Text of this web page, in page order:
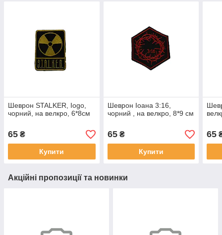
Шеврон STALKER, Iogo,
чорний, на велкро, 6*8см
65 ₴
Купити
Шеврон Іоана 3:16,
чорний , на велкро, 8*9 см
65₴
Купити
65
Акційні пропозиції та новинки